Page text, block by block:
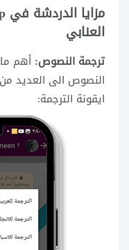
العنابي
ترجمة النصوص: أهم
النصوص الى العديد
ايقونة الترجمة: